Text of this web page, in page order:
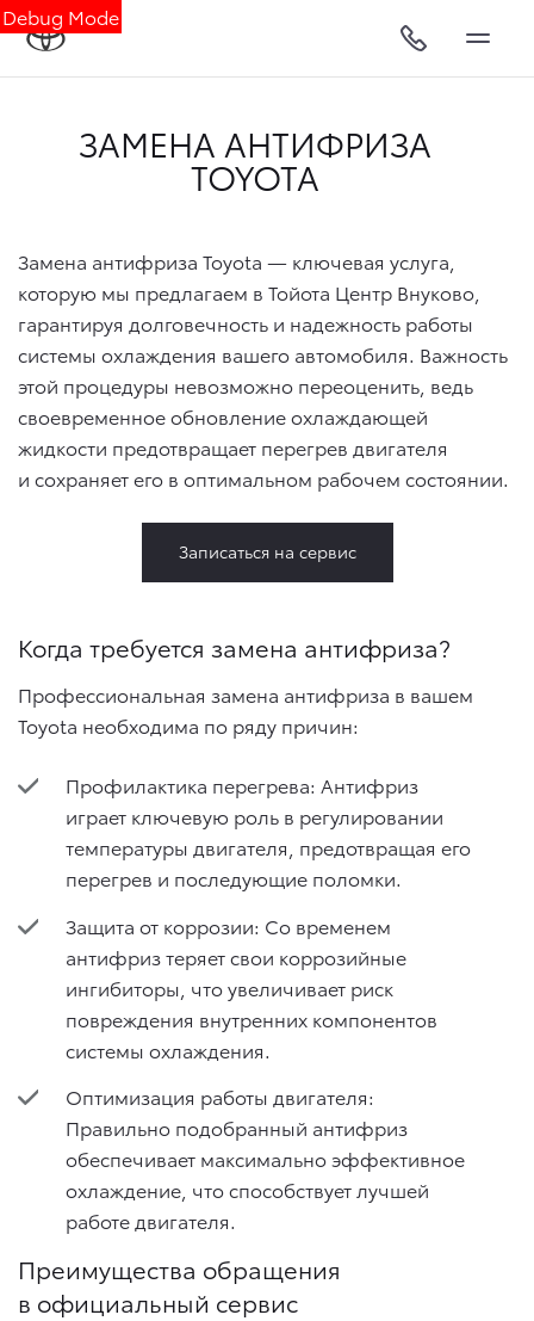
Debug Mode
ЗАМЕНА АНТИФРИЗА
TOYOTA
Замена антифриза Toyota — ключевая услуга,
которую мы предлагаем в Тойота Центр Внуково,
гарантируя долговечность и надежность работы
системы охлаждения вашего автомобиля. Важность
этой процедуры невозможно переоценить, ведь
своевременное обновление охлаждающей
жидкости предотвращает перегрев двигателя
и сохраняет его в оптимальном рабочем состоянии.
Записаться на сервис
Когда требуется замена антифриза?
Профессиональная замена антифриза в вашем
Toyota необходима по ряду причин:
Профилактика перегрева: Антифриз
играет ключевую роль в регулировании
температуры двигателя, предотвращая его
перегрев и последующие поломки.
Защита от коррозии: Со временем
антифриз теряет свои коррозийные
ингибиторы, что увеличивает риск
повреждения внутренних компонентов
системы охлаждения.
Оптимизация работы двигателя:
Правильно подобранный антифриз
обеспечивает максимально эффективное
охлаждение, что способствует лучшей
работе двигателя.
Преимущества обращения
в официальный сервис